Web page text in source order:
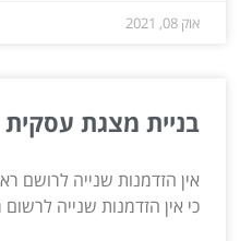
אוק 08, 2021
בניית מצגת עסקית
אין הזדמנות שנייה לרושם
כי אין הזדמנות שנייה